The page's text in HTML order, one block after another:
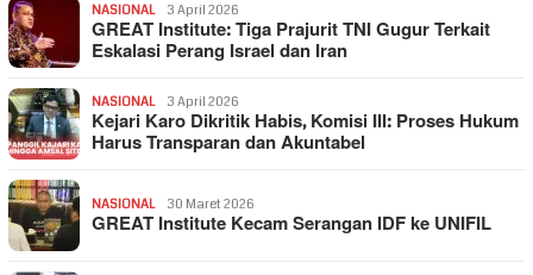
NASIONAL 3 April 2026
GREAT Institute: Tiga Prajurit TNI Gugur Terkait
Eskalasi Perang Israel dan Iran
NASIONAL 3 April 2026
Kejari Karo Dikritik Habis, Komisi III: Proses Hukum
Harus Transparan dan Akuntabel
NASIONAL 30 Maret 2026
GREAT Institute Kecam Serangan IDF ke UNIFIL